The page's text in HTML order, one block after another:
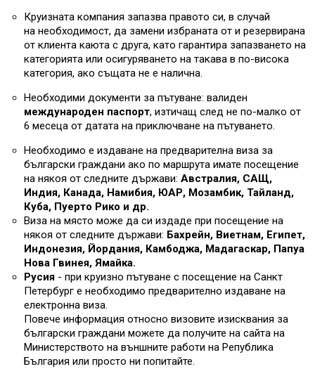
Круизната компания запазва правото си, в случай
на необходимост, да замени избраната от и резервирана
от клиента каюта с друга, като гарантира запазването на
категорията или осигуряването на такава в по-висока
категория, ако същата не е налична.
Необходими документи за пътуване: валиден
международен паспорт, изтичащ след не по-малко от
6 месеца от датата на приключване на пътуването.
Необходимо е издаване на предварителна виза за
български граждани ако по маршрута имате посещение
на някоя от следните държави: Австралия, САЩ,
Индия, Канада, Намибия, ЮАР, Мозамбик, Тайланд,
Куба, Пуерто Рико и др.
Виза на място може да си издаде при посещение на
някоя от следните държави: Бахрейн, Виетнам, Египет,
Индонезия, Йордания, Камбоджа, Мадагаскар, Папуа
Нова Гвинея, Ямайка.
Русия - при круизно пътуване с посещение на Санкт
Петербург е необходимо предварително издаване на
електронна виза.
Повече информация относно визовите изисквания за
български граждани можете да получите на сайта на
Министерството на външните работи на Република
България или просто ни попитайте.